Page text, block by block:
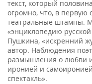
текст, который
огромно, что, в первую
театральные штампы.
«энциклопедию
Пушкина, «искренний
автор. Наблюдения
размышления о любви
иронией и
спектакль».